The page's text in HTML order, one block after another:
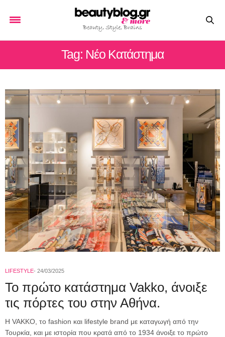
Tag: Νέο Κατάστημα
LIFESTYLE 24/03/2025
To πρώτο κατάστημα Vakko, άνοιξε
τις πόρτες του στην Αθήνα.
Η VAKKO, το fashion και lifestyle brand με καταγωγή από την
Τουρκία, και με ιστορία που κρατά από το 1934 άνοιξε το πρώτο